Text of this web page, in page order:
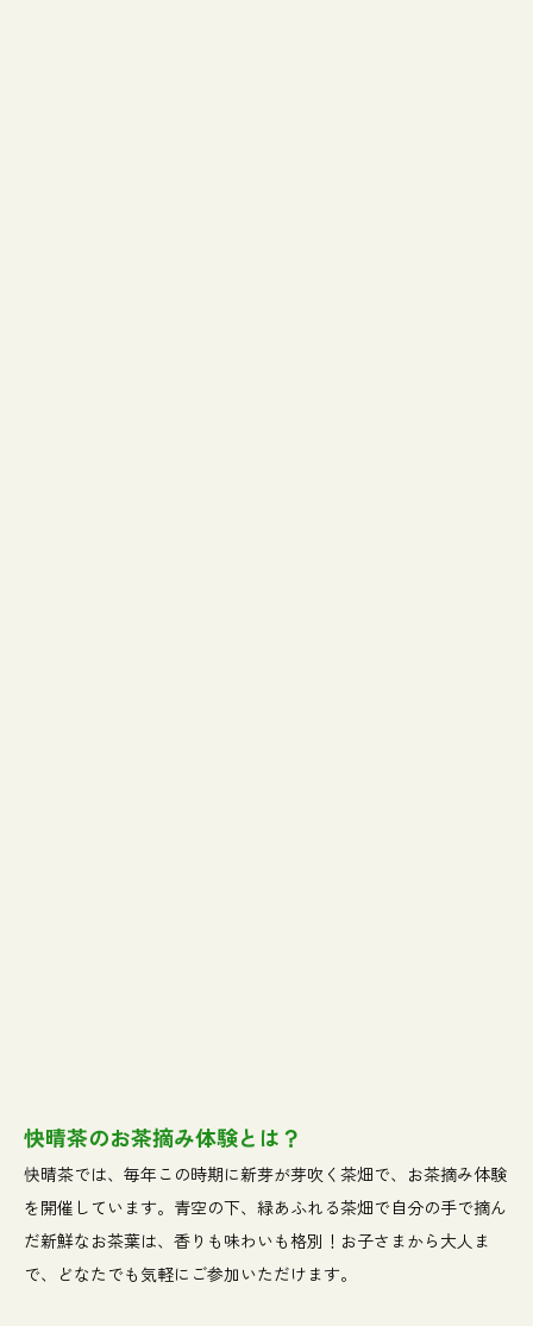
快晴茶のお茶摘み体験とは？
快晴茶では、毎年この時期に新芽が芽吹く茶畑で、お茶摘み体験
を開催しています。青空の下、緑あふれる茶畑で自分の手で摘ん
だ新鮮なお茶葉は、香りも味わいも格別！お子さまから大人ま
で、どなたでも気軽にご参加いただけます。